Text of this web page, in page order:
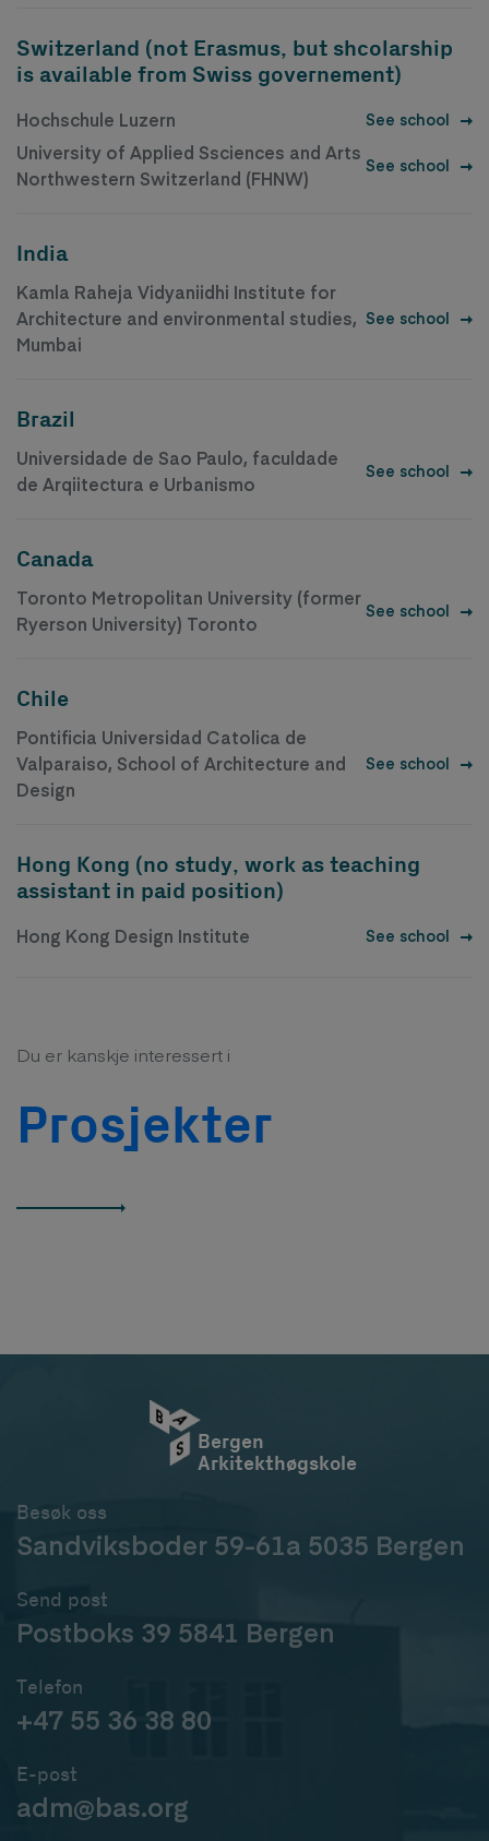
Switzerland (not Erasmus, but shcolarship
is available from Swiss governement)
Hochschule Luzern See school
University of Applied Ssciences and Arts
Northwestern Switzerland (FHNW)
See school
India
Kamla Raheja Vidyaniidhi Institute for
Architecture and environmental studies,
Mumbai
See school
Brazil
Universidade de Sao Paulo, faculdade
de Arqiitectura e Urbanismo
See school
Canada
Toronto Metropolitan University (former
Ryerson University) Toronto
See school
Chile
Pontificia Universidad Catolica de
Valparaiso, School of Architecture and
Design
See school
Hong Kong (no study, work as teaching
assistant in paid position)
Hong Kong Design Institute See school
Du er kanskje interessert i
Prosjekter
Bergen
Arkitekthøgskole
Besøk oss
Sandviksboder 59-61a 5035 Bergen
Send post
Postboks 39 5841 Bergen
Telefon
+47 55 36 38 80
E-post
adm@bas.org